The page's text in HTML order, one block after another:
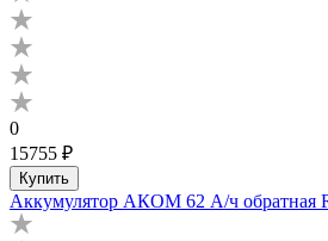
0
15755 ₽
Купить
Аккумулятор АКОМ 62 А/ч обратная